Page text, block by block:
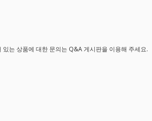
있는 상품에 대한 문의는 Q&A 게시판을 이용해 주세요.